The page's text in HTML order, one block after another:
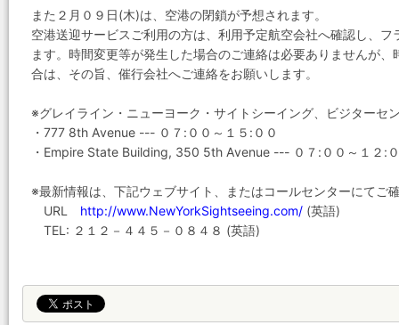
また２月０９日(木)は、空港の閉鎖が予想されます。
空港送迎サービスご利用の方は、利用予定航空会社へ確認し、
ます。時間変更等が発生した場合のご連絡は必要ありませんが
合は、その旨、催行会社へご連絡をお願いします。
※グレイライン・ニューヨーク・サイトシーイング、ビジターセ
・777 8th Avenue --- ０７:００～１５:００
・Empire State Building, 350 5th Avenue --- ０７:００～１２:
※最新情報は、下記ウェブサイト、またはコールセンターにてご
URL http://www.NewYorkSightseeing.com/ (英語)
TEL: ２１２－４４５－０８４８ (英語)